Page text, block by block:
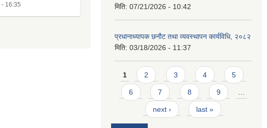
16:35
मिति: 07/21/2026 - 10:42
प्रधानाध्यापक छनौट तथा व्यवस्थापन कार्यविधि, २०८२
मिति: 03/18/2026 - 11:37
Pages
1 2 3 4 5
6 7 8 9
next › last »